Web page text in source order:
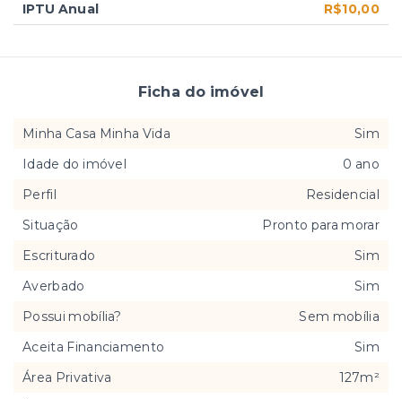
IPTU Anual
R$10,00
Ficha do imóvel
Minha Casa Minha Vida
Sim
Idade do imóvel
0 ano
Perfil
Residencial
Situação
Pronto para morar
Escriturado
Sim
Averbado
Sim
Possui mobília?
Sem mobília
Aceita Financiamento
Sim
Área Privativa
127m²